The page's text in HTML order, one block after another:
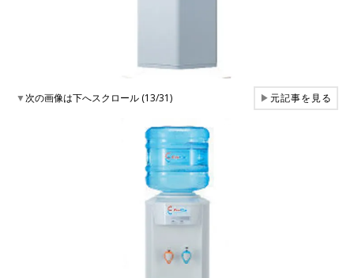
▼次の画像は下へスクロール (13/31) ▶元記事を見る